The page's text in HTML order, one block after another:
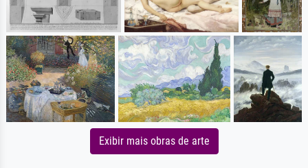
Exibir mais obras de arte